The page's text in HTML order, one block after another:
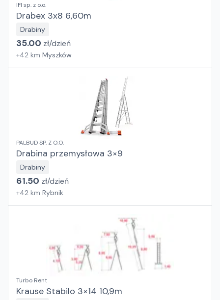
IFI sp. z o.o.
Drabex 3x8 6,60m
Drabiny
35.00 zł/dzień
+42 km Myszków
PALBUD SP. Z O.O.
Drabina przemysłowa 3×9
Drabiny
61.50 zł/dzień
+42 km Rybnik
Turbo Rent
Krause Stabilo 3×14 10,9m